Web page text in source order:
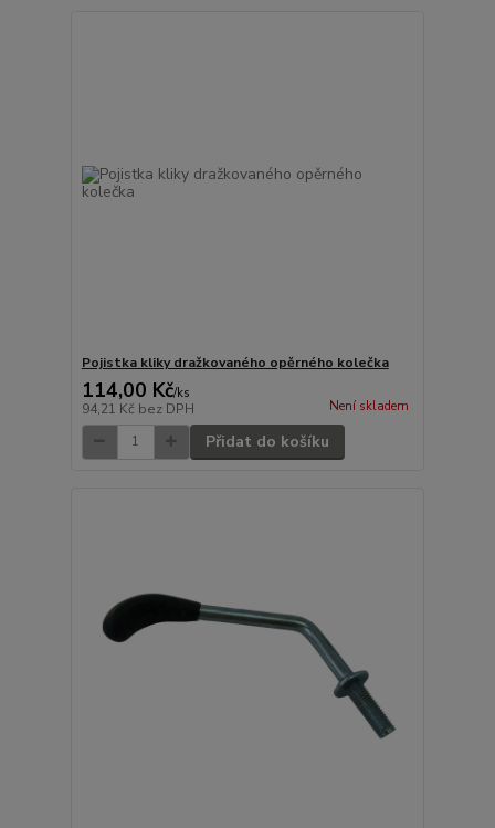
Pojistka kliky dražkovaného opěrného kolečka
114,00 Kč/ks
94,21 Kč bez DPH Není skladem
Přidat do košíku